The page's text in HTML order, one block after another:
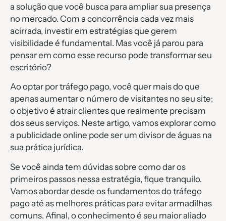
a solução que você busca para ampliar sua presença
no mercado. Com a concorrência cada vez mais
acirrada, investir em estratégias que gerem
visibilidade é fundamental. Mas você já parou para
pensar em como esse recurso pode transformar seu
escritório?
Ao optar por tráfego pago, você quer mais do que
apenas aumentar o número de visitantes no seu site;
o objetivo é atrair clientes que realmente precisam
dos seus serviços. Neste artigo, vamos explorar como
a publicidade online pode ser um divisor de águas na
sua prática jurídica.
Se você ainda tem dúvidas sobre como dar os
primeiros passos nessa estratégia, fique tranquilo.
Vamos abordar desde os fundamentos do tráfego
pago até as melhores práticas para evitar armadilhas
comuns. Afinal, o conhecimento é seu maior aliado